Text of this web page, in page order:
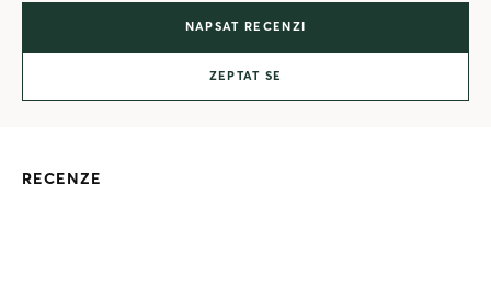
NAPSAT RECENZI
ZEPTAT SE
RECENZE